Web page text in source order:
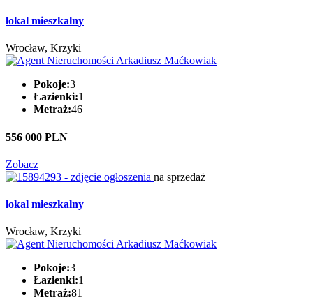
lokal mieszkalny
Wrocław, Krzyki
Pokoje:3
Łazienki:1
Metraż:46
556 000 PLN
Zobacz
na sprzedaż
lokal mieszkalny
Wrocław, Krzyki
Pokoje:3
Łazienki:1
Metraż:81